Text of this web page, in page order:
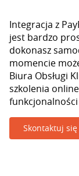
Integracja z
jest bardzo
dokonasz
momencie
Biura Obsługi
szkolenia
funkcjonalności
Skontaktuj